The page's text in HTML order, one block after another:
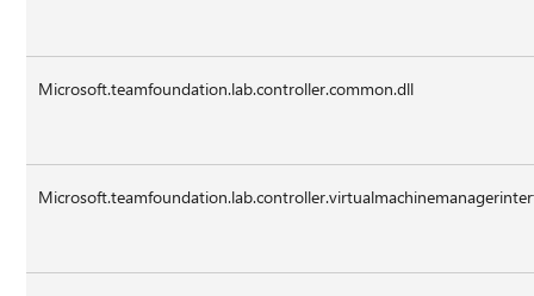
Microsoft.teamfoundation.lab.controller.common.dll